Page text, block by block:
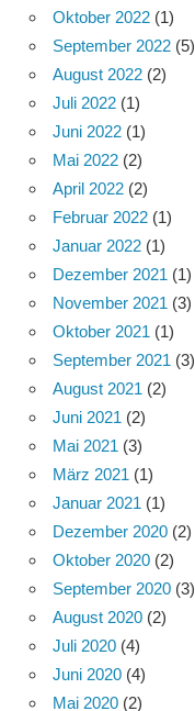
Oktober 2022 (1)
September 2022 (5)
August 2022 (2)
Juli 2022 (1)
Juni 2022 (1)
Mai 2022 (2)
April 2022 (2)
Februar 2022 (1)
Januar 2022 (1)
Dezember 2021 (1)
November 2021 (3)
Oktober 2021 (1)
September 2021 (3)
August 2021 (2)
Juni 2021 (2)
Mai 2021 (3)
März 2021 (1)
Januar 2021 (1)
Dezember 2020 (2)
Oktober 2020 (2)
September 2020 (3)
August 2020 (2)
Juli 2020 (4)
Juni 2020 (4)
Mai 2020 (2)